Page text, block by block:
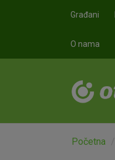
Građani
O nama
Početna